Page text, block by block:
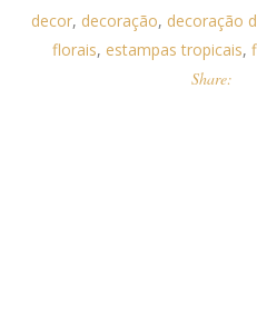
decor, decoração, decoração
florais, estampas tropicais,
Share: